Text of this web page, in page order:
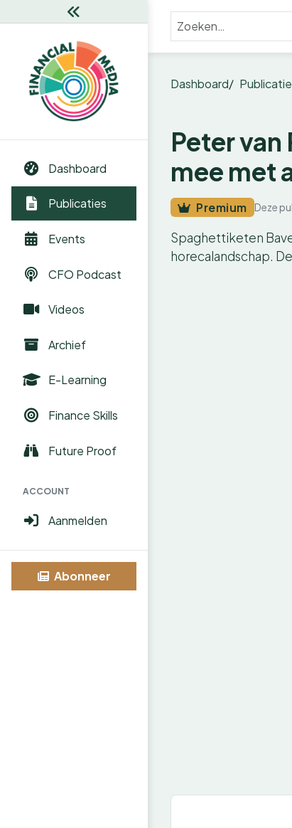
Dashboard
Publicaties
Events
CFO Podcast
Videos
Archief
E-Learning
Finance Skills
Future Proof
ACCOUNT
Aanmelden
Abonneer
Dashboard
Peter
mee met
Premium Deze
Spaghettiketen
horecalandschap.